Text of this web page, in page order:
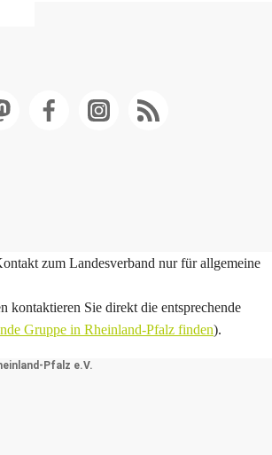
zum Landesverband nur für allgemeine
kontaktieren Sie direkt die entsprechende
Gruppe in Rheinland-Pfalz finden).
Pfalz e.V.